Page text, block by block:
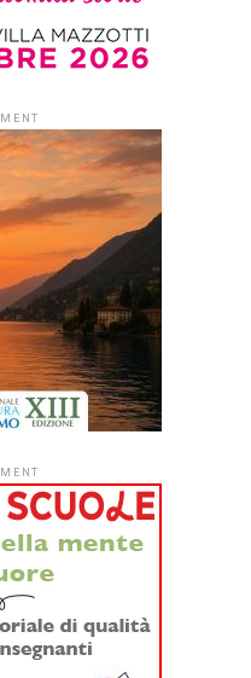
29 Luglio 2026
#ioleggoperché
a tutti gli asili nido
educative per la
aderire
Italiana Editori (AIE)